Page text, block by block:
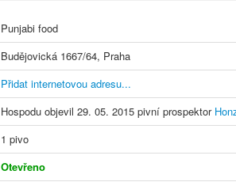
Punjabi food
Budějovická 1667/64, Praha
Přidat internetovou adresu...
Hospodu objevil 29. 05. 2015 pivní prospektor
1 pivo
Otevřeno